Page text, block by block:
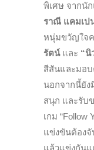
พิเศษ จากนั
ราณี แคมเป
หนุ่มขวัญใจ
รัตน์และ “นิ
สีสันและมอ
นอกจากนี้ยัง
สนุก และรับ
เกม “Follow
แข่งขันต้อง
แล้วแข่งกันแ